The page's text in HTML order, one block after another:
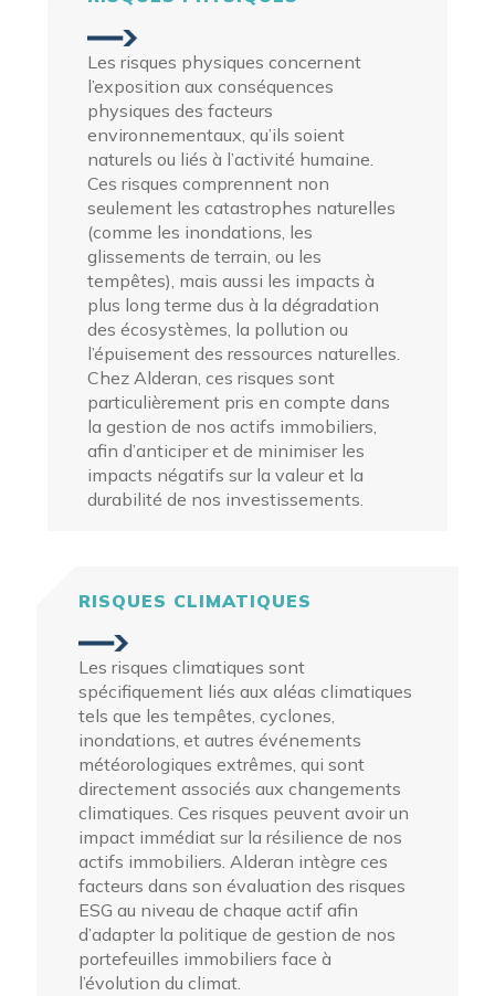
Les risques physiques concernent
l’exposition aux conséquences
physiques des facteurs
environnementaux, qu’ils soient
naturels ou liés à l’activité humaine.
Ces risques comprennent non
seulement les catastrophes naturelles
(comme les inondations, les
glissements de terrain, ou les
tempêtes), mais aussi les impacts à
plus long terme dus à la dégradation
des écosystèmes, la pollution ou
l’épuisement des ressources naturelles.
Chez Alderan, ces risques sont
particulièrement pris en compte dans
la gestion de nos actifs immobiliers,
afin d’anticiper et de minimiser les
impacts négatifs sur la valeur et la
durabilité de nos investissements.
RISQUES CLIMATIQUES
Les risques climatiques sont
spécifiquement liés aux aléas climatiques
tels que les tempêtes, cyclones,
inondations, et autres événements
météorologiques extrêmes, qui sont
directement associés aux changements
climatiques. Ces risques peuvent avoir un
impact immédiat sur la résilience de nos
actifs immobiliers. Alderan intègre ces
facteurs dans son évaluation des risques
ESG au niveau de chaque actif afin
d’adapter la politique de gestion de nos
portefeuilles immobiliers face à
l’évolution du climat.